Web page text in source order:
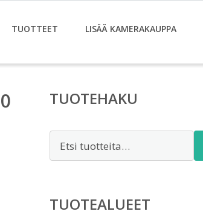
TUOTTEET LISÄÄ KAMERAKAUPPA
TUOTEHAKU
TUOTEALUEET